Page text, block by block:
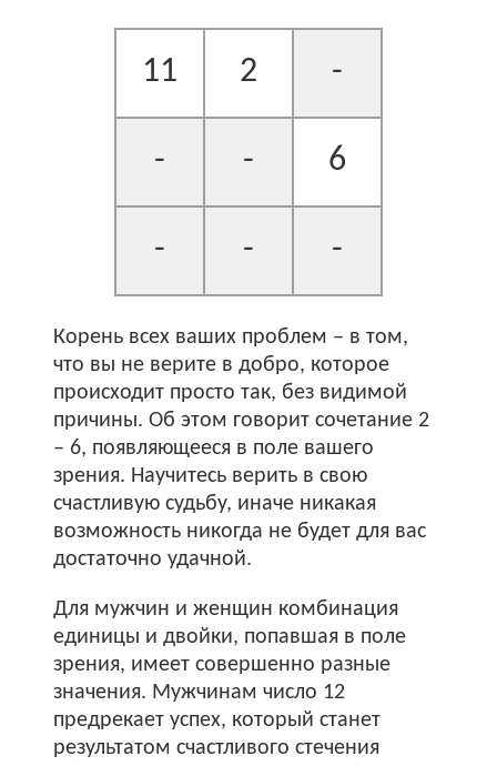
11 2 -
- - 6
- - -
Корень всех ваших проблем – в том,
что вы не верите в добро, которое
происходит просто так, без видимой
причины. Об этом говорит сочетание 2
– 6, появляющееся в поле вашего
зрения. Научитесь верить в свою
счастливую судьбу, иначе никакая
возможность никогда не будет для вас
достаточно удачной.
Для мужчин и женщин комбинация
единицы и двойки, попавшая в поле
зрения, имеет совершенно разные
значения. Мужчинам число 12
предрекает успех, который станет
результатом счастливого стечения